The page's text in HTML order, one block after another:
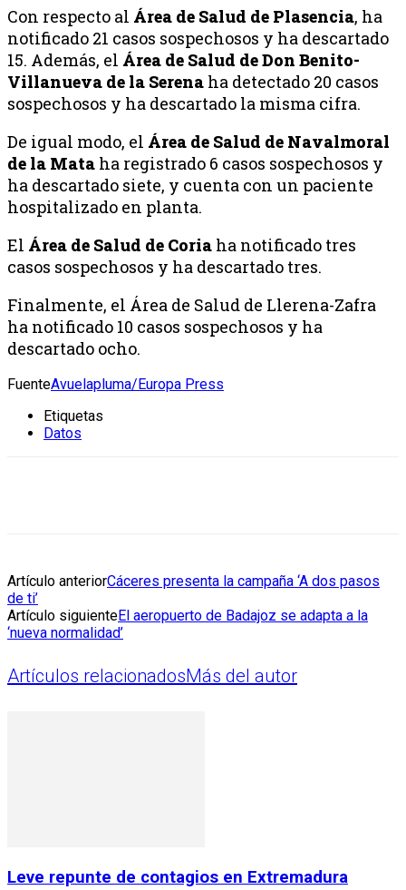
Con respecto al Área de Salud de Plasencia, ha
notificado 21 casos sospechosos y ha descartado
15. Además, el Área de Salud de Don Benito-
Villanueva de la Serena ha detectado 20 casos
sospechosos y ha descartado la misma cifra.
De igual modo, el Área de Salud de Navalmoral
de la Mata ha registrado 6 casos sospechosos y
ha descartado siete, y cuenta con un paciente
hospitalizado en planta.
El Área de Salud de Coria ha notificado tres
casos sospechosos y ha descartado tres.
Finalmente, el Área de Salud de Llerena-Zafra
ha notificado 10 casos sospechosos y ha
descartado ocho.
FuenteAvuelapluma/Europa Press
Etiquetas
Datos
Artículo anteriorCáceres presenta la campaña ‘A dos pasos
de ti’
Artículo siguienteEl aeropuerto de Badajoz se adapta a la
‘nueva normalidad’
Artículos relacionadosMás del autor
Leve repunte de contagios en Extremadura